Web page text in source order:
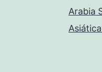
Arabia